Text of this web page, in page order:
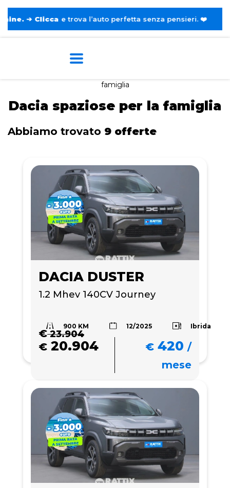
e trova l’auto perfetta senza pensieri. ❤️
famiglia
Dacia spaziose per la famiglia
Abbiamo trovato 9 offerte
DACIA DUSTER
1.2 Mhev 140CV Journey
900 KM 12/2025 Ibrida
€23.904
€ 20.904 € 420 /
mese